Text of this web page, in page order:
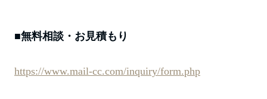
■無料相談・お見積もり
https://www.mail-cc.com/inquiry/form.php